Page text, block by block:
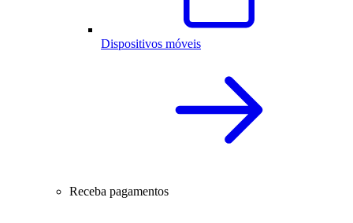
Dispositivos móveis
Receba pagamentos